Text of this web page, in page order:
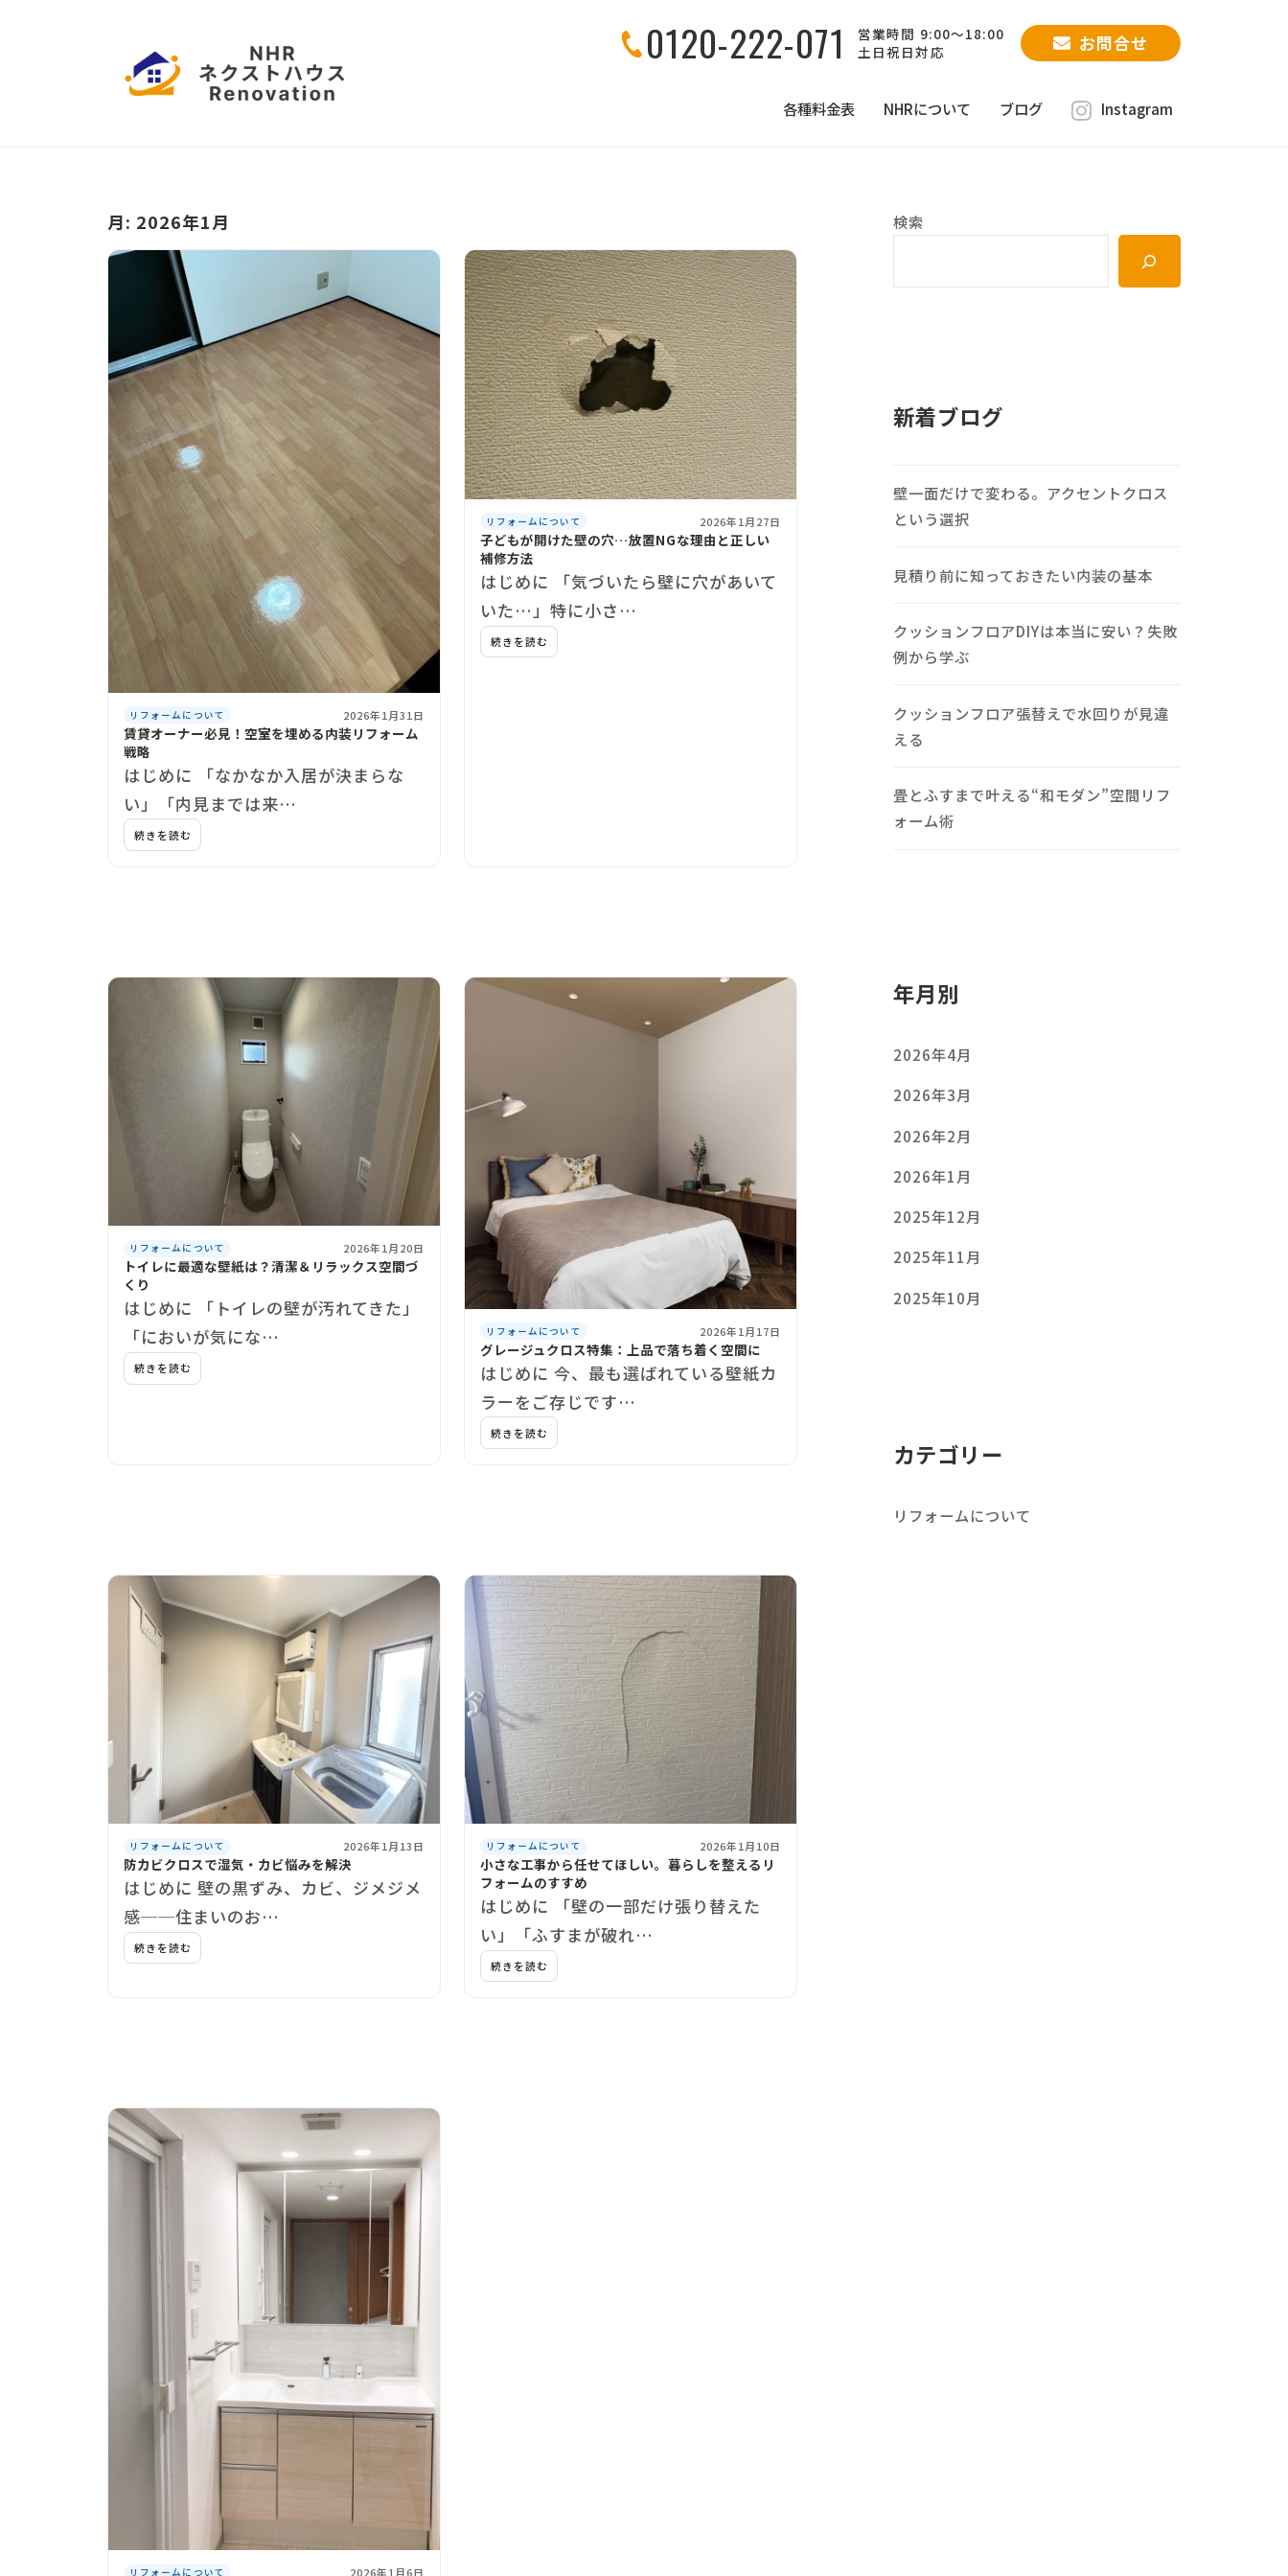
ウ
ス
ー
ム
古
屋
市
営
業
0120-222-071
営業時間 9:00～18:00
土日祝日対応
お問合せ
各種料金表 NHRについて ブログ Instagram
月: 2026年1月
リフォームについて 2026年1月31日
賃貸オーナー必見！空室を埋める内装リフォーム
戦略
はじめに 「なかなか入居が決まらな
い」「内見までは来…
続きを読む
リフォームについて 2026年1月27日
子どもが開けた壁の穴…放置NGな理由と正しい
補修方法
はじめに 「気づいたら壁に穴があいて
いた…」特に小さ…
続きを読む
リフォームについて 2026年1月20日
トイレに最適な壁紙は？清潔＆リラックス空間づ
くり
はじめに 「トイレの壁が汚れてきた」
「においが気にな…
続きを読む
リフォームについて 2026年1月17日
グレージュクロス特集：上品で落ち着く空間に
はじめに 今、最も選ばれている壁紙カ
ラーをご存じです…
続きを読む
リフォームについて 2026年1月13日
防カビクロスで湿気・カビ悩みを解決
はじめに 壁の黒ずみ、カビ、ジメジメ
感──住まいのお…
続きを読む
リフォームについて 2026年1月10日
小さな工事から任せてほしい。暮らしを整えるリ
フォームのすすめ
はじめに 「壁の一部だけ張り替えた
い」「ふすまが破れ…
続きを読む
リフォームについて 2026年1月6日
検索
新着ブログ
壁一面だけで変わる。アクセントクロス
という選択
見積り前に知っておきたい内装の基本
クッションフロアDIYは本当に安い？失敗
例から学ぶ
クッションフロア張替えで水回りが見違
える
畳とふすまで叶える“和モダン”空間リフ
ォーム術
年月別
2026年4月
2026年3月
2026年2月
2026年1月
2025年12月
2025年11月
2025年10月
カテゴリー
リフォームについて
ウ
ー
ム